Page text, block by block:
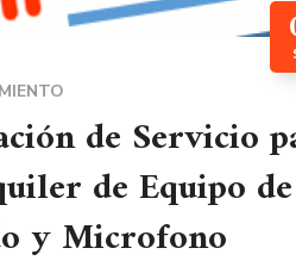
de Servicio
de Equipo de
y Microfono